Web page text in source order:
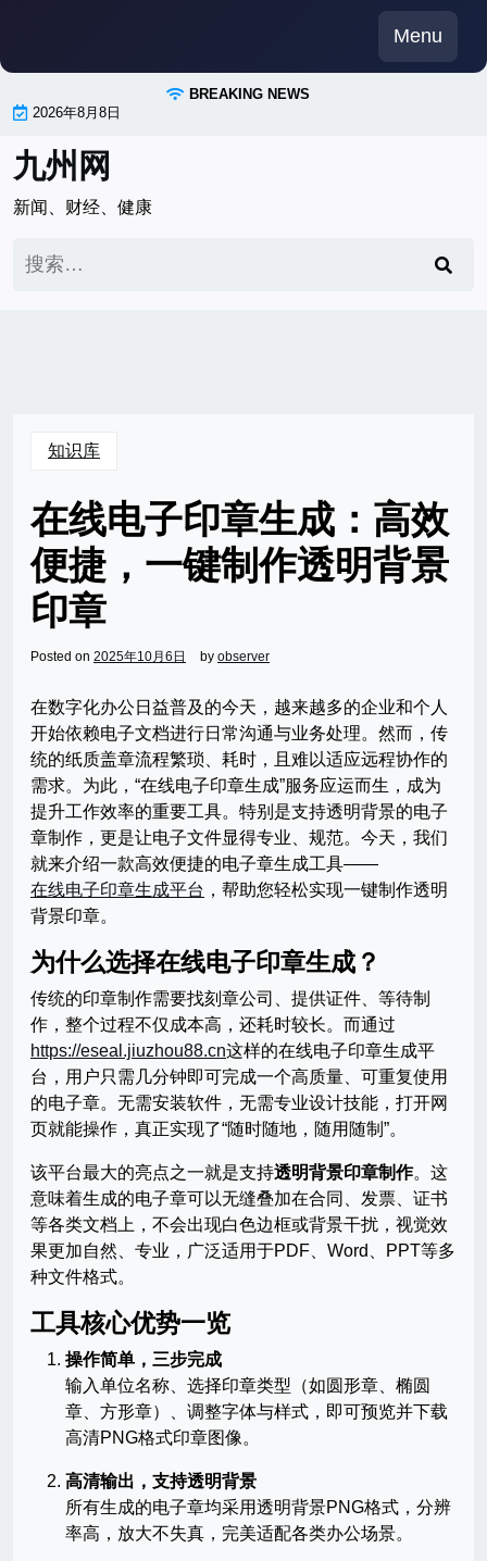
content
Menu
BREAKING NEWS
2026年8月8日
九州网
新闻、财经、健康
索：
知识库
在线电子印章生成：高效
便捷，一键制作透明背景
印章
Posted on 2025年10月6日 by observer
在数字化办公日益普及的今天，越来越多的企业和个人
开始依赖电子文档进行日常沟通与业务处理。然而，传
统的纸质盖章流程繁琐、耗时，且难以适应远程协作的
需求。为此，“在线电子印章生成”服务应运而生，成为
提升工作效率的重要工具。特别是支持透明背景的电子
章制作，更是让电子文件显得专业、规范。今天，我们
就来介绍一款高效便捷的电子章生成工具——
在线电子印章生成平台 ，帮助您轻松实现一键制作透明
背景印章。
为什么选择在线电子印章生成？
传统的印章制作需要找刻章公司、提供证件、等待制
作，整个过程不仅成本高，还耗时较长。而通过
https://eseal.jiuzhou88.cn这样的在线电子印章生成平
台，用户只需几分钟即可完成一个高质量、可重复使用
的电子章。无需安装软件，无需专业设计技能，打开网
页就能操作，真正实现了“随时随地，随用随制”。
该平台最大的亮点之一就是支持透明背景印章制作。这
意味着生成的电子章可以无缝叠加在合同、发票、证书
等各类文档上，不会出现白色边框或背景干扰，视觉效
果更加自然、专业，广泛适用于PDF、Word、PPT等多
种文件格式。
工具核心优势一览
操作简单，三步完成
输入单位名称、选择印章类型（如圆形章、椭圆
章、方形章）、调整字体与样式，即可预览并下载
高清PNG格式印章图像。
高清输出，支持透明背景
所有生成的电子章均采用透明背景PNG格式，分辨
率高，放大不失真，完美适配各类办公场景。